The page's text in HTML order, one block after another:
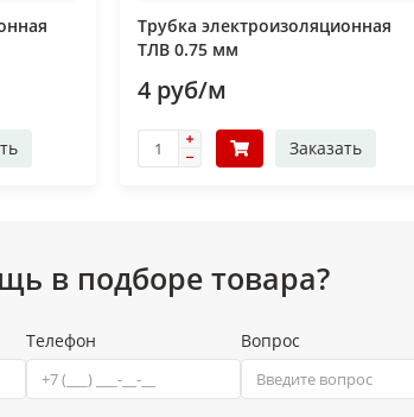
Трубка электроизоляционная
ТЛВ 0.75 мм
4 руб/м
Заказать
в подборе товара?
Телефон
Вопрос